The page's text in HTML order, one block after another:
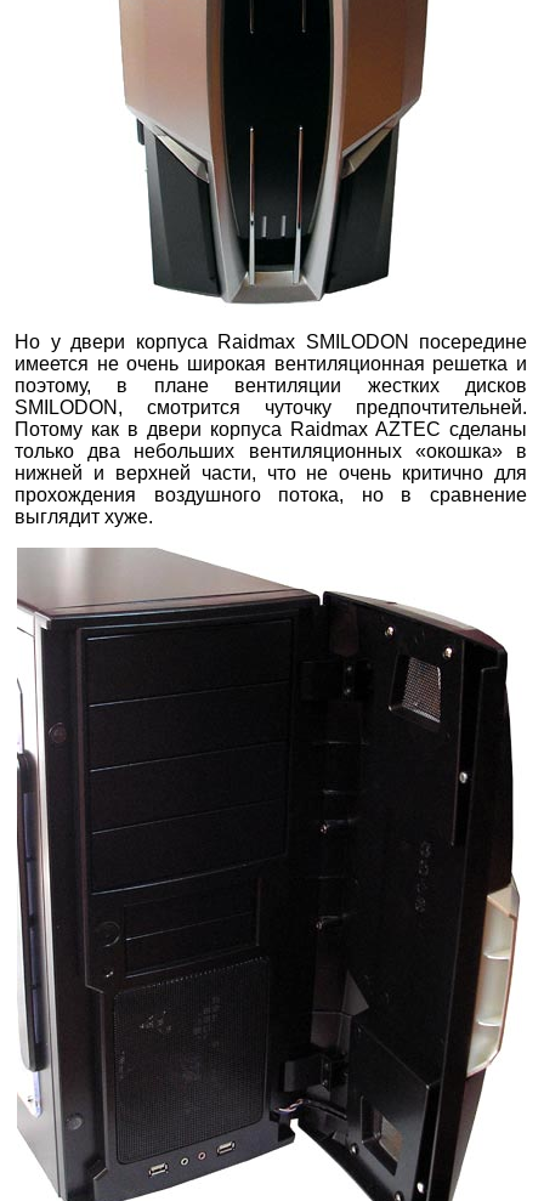
Но у двери корпуса Raidmax SMILODON посередине
имеется не очень широкая вентиляционная решетка и
поэтому, в плане вентиляции жестких дисков
SMILODON, смотрится чуточку предпочтительней.
Потому как в двери корпуса Raidmax AZTEC сделаны
только два небольших вентиляционных «окошка» в
нижней и верхней части, что не очень критично для
прохождения воздушного потока, но в сравнение
выглядит хуже.